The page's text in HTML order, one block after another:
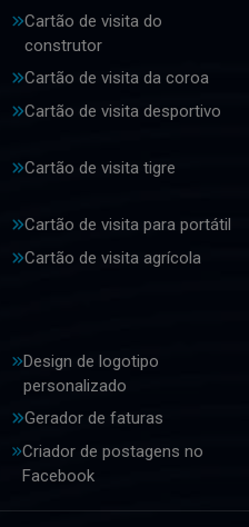
Cartão de visita do
construtor
Cartão de visita da coroa
Cartão de visita desportivo
Cartão de visita tigre
Cartão de visita para portátil
Cartão de visita agrícola
Design de logotipo
personalizado
Gerador de faturas
Criador de postagens no
Facebook